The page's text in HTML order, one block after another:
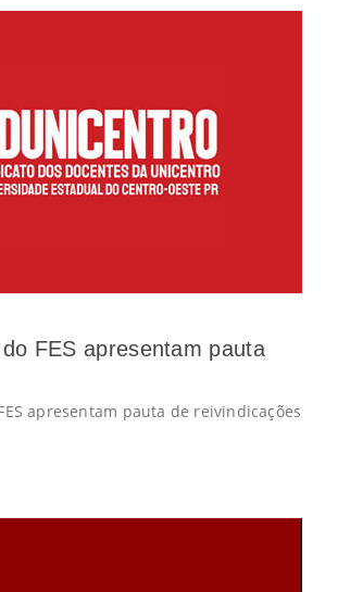
FES apresentam pauta
apresentam pauta de reivindicações